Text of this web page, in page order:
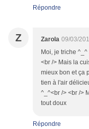
Répondre
Z Zarola 09/03/
Moi, je triche
<br /> Mais la
mieux bon et ça
tien à l'air
^_^<br /> <br />
tout doux
Répondre